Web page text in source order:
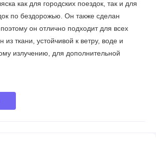
как для городских поездок, так и для
по бездорожью. Он также сделан
он отлично подходит для всех
из ткани, устойчивой к ветру, воде и
излучению, для дополнительной